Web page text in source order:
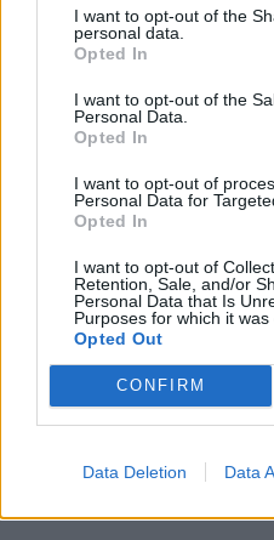
I want to opt-out of the
personal data.
Opted In
I want to opt-out of the
Personal Data.
Opted In
I want to opt-out of
Personal Data for
Opted In
I want to opt-out of
Retention, Sale, and/or
Personal Data that Is
Purposes for which it was
Opted Out
CONFIRM
Data Deletion Data